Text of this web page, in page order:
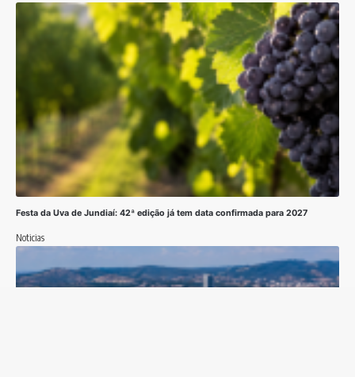
Festa da Uva de Jundiaí: 42ª edição já tem data confirmada para 2027
Noticias